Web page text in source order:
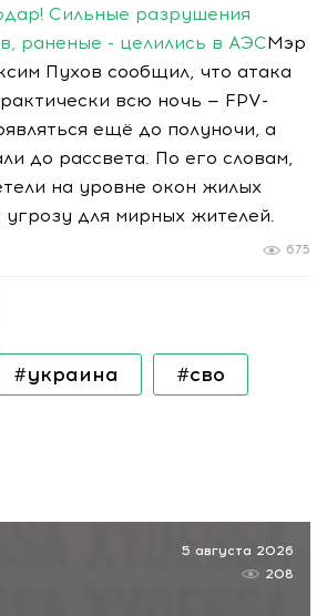
Сильные разрушения
раненые - целились в АЭСМэр
Пухов сообщил, что атака
всю ночь — FPV-
ещё до полуночи, а
до рассвета. По его словам,
на уровне окон жилых
угрозу для мирных жителей.
675
#украина #сво
5 августа 2026
208